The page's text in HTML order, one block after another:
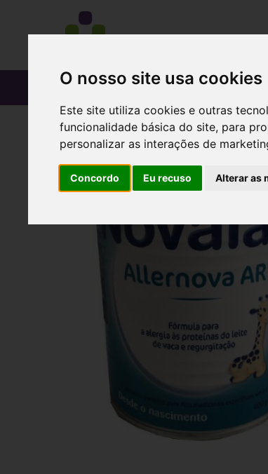
O nosso site usa cookies
Este site utiliza cookies e outras
funcionalidade básica do site, para
personalizar as interações de
Concordo Eu recuso Alterar as
CATÁLOGO